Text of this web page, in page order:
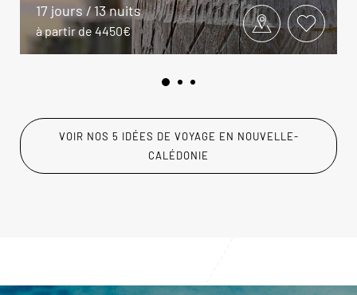
17 jours / 13 nuits
à partir de 4450€
VOIR NOS 5 IDÉES DE VOYAGE EN NOUVELLE-
CALÉDONIE